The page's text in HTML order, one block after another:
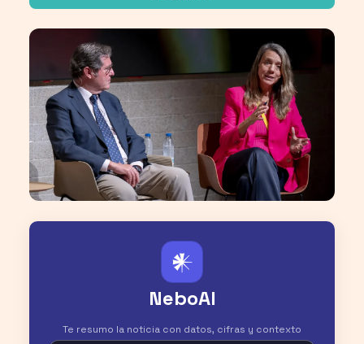
𒀭
NeboAI
Te resumo la noticia con datos, cifras y contexto